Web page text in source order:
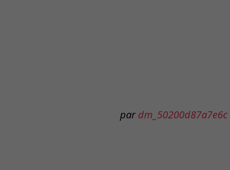
pardm_50200d87a7e6c